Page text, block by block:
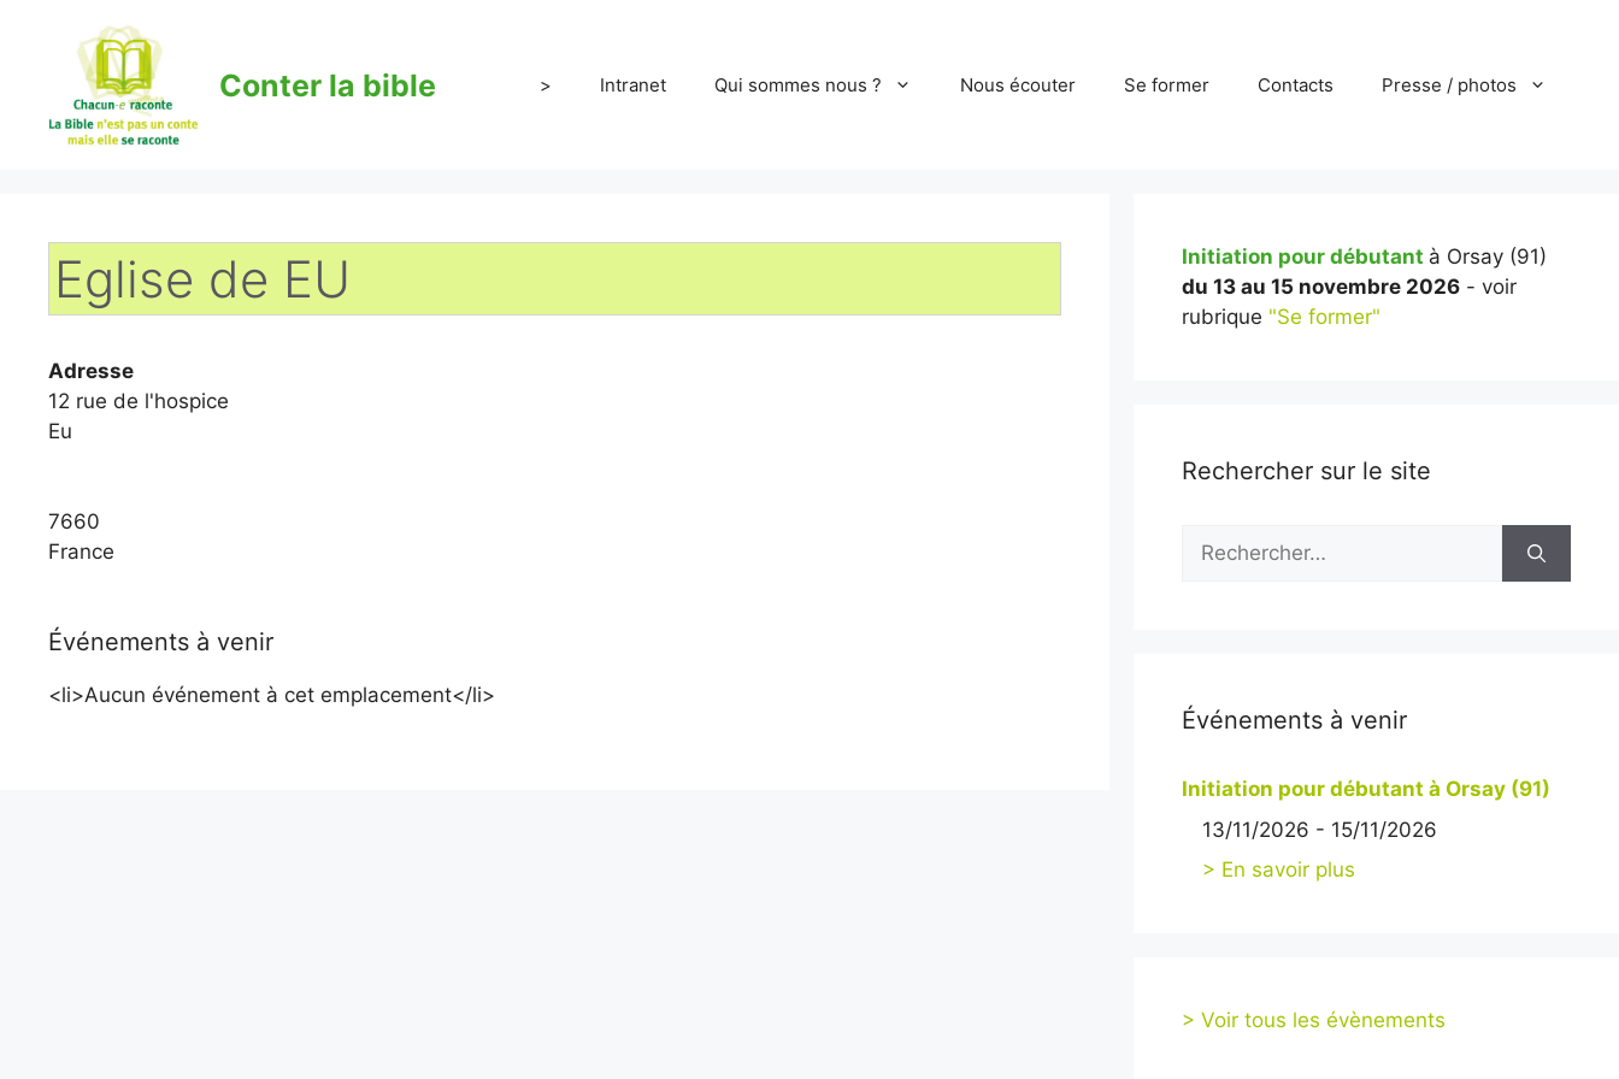
Conter la bible > Intranet Qui sommes nous ? Nous écouter Se former Contacts Presse / photos
Eglise de EU
Adresse
12 rue de l'hospice
Eu
7660
France
Événements à venir
<li>Aucun événement à cet emplacement</li>
Initiation pour débutant à Orsay (91)
du 13 au 15 novembre 2026- voir
rubrique "Se former"
Rechercher sur le site
Rechercher :
Événements à venir
Initiation pour débutant à Orsay (91)
13/11/2026 - 15/11/2026
> En savoir plus
> Voir tous les évènements